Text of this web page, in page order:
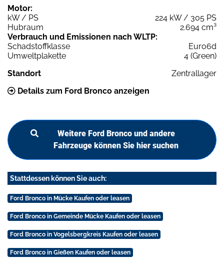
Motor:
kW / PS
224 kW / 305 PS
Hubraum
2.694 cm³
Verbrauch und Emissionen nach WLTP:
Schadstoffklasse
Euro6d
Umweltplakette
4 (Green)
Standort
Zentrallager
Details zum Ford Bronco anzeigen
Weitere Ford Bronco und andere
Fahrzeuge können Sie hier suchen
Stattdessen können Sie auch:
Ford Bronco in Mücke Kaufen oder leasen
Ford Bronco in Gemeinde Mücke Kaufen oder leasen
Ford Bronco in Vogelsbergkreis Kaufen oder leasen
Ford Bronco in Gießen Kaufen oder leasen